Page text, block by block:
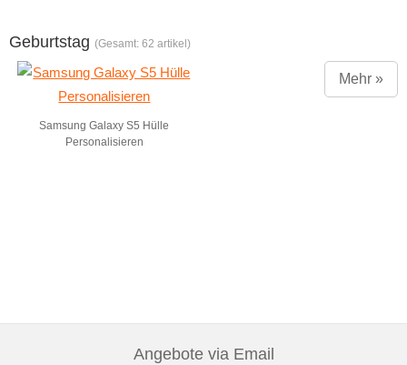
Geburtstag (Gesamt: 62 artikel)
Samsung Galaxy S5 Hülle
Personalisieren
Mehr »
Angebote via Email